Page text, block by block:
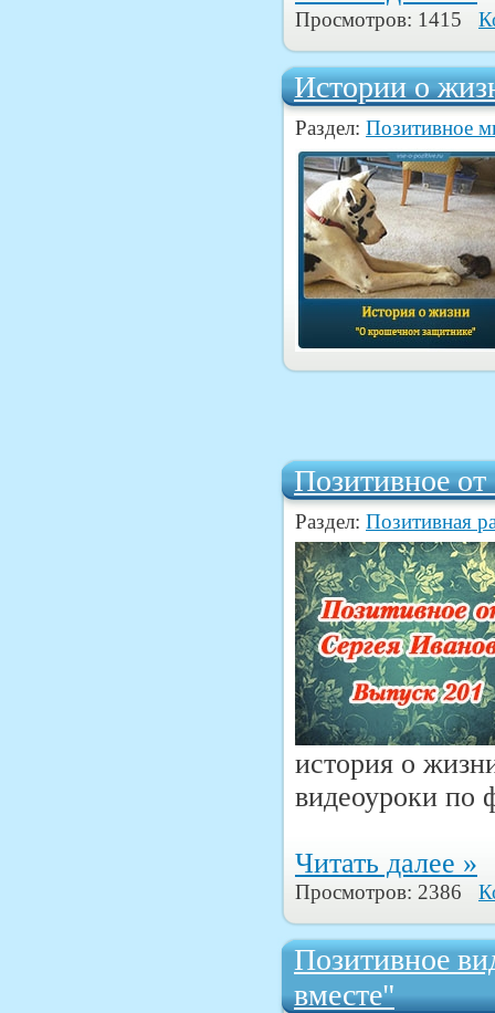
Просмотров: 1415
Истории о
Раздел: Позитивное
Позитивное
Раздел: Позитивная
история о
видеоуроки по
Читать далее »
Просмотров: 2386
Позитивное
вместе"